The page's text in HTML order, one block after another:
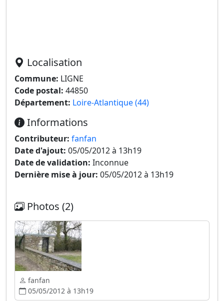
Localisation
Commune: LIGNE
Code postal: 44850
Département: Loire-Atlantique (44)
Informations
Contributeur: fanfan
Date d'ajout: 05/05/2012 à 13h19
Date de validation: Inconnue
Dernière mise à jour: 05/05/2012 à 13h19
Photos (2)
fanfan
05/05/2012 à 13h19